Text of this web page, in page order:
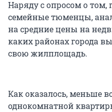
Наряду с опросом о
семейные тюменцы,
на средние цены на
каких районах города
свою жилплощадь.
Как оказалось, меньше
однокомнатной